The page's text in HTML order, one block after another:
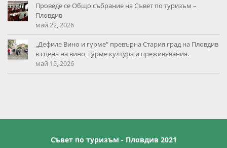
Проведе се Общо събрание на Съвет по туризъм –
Пловдив
май 22, 2026
„Дефиле Вино и гурме“ превърна Стария град на Пловдив
в сцена на вино, гурме култура и преживявания.
май 15, 2026
Съвет по туризъм - Пловдив 2021